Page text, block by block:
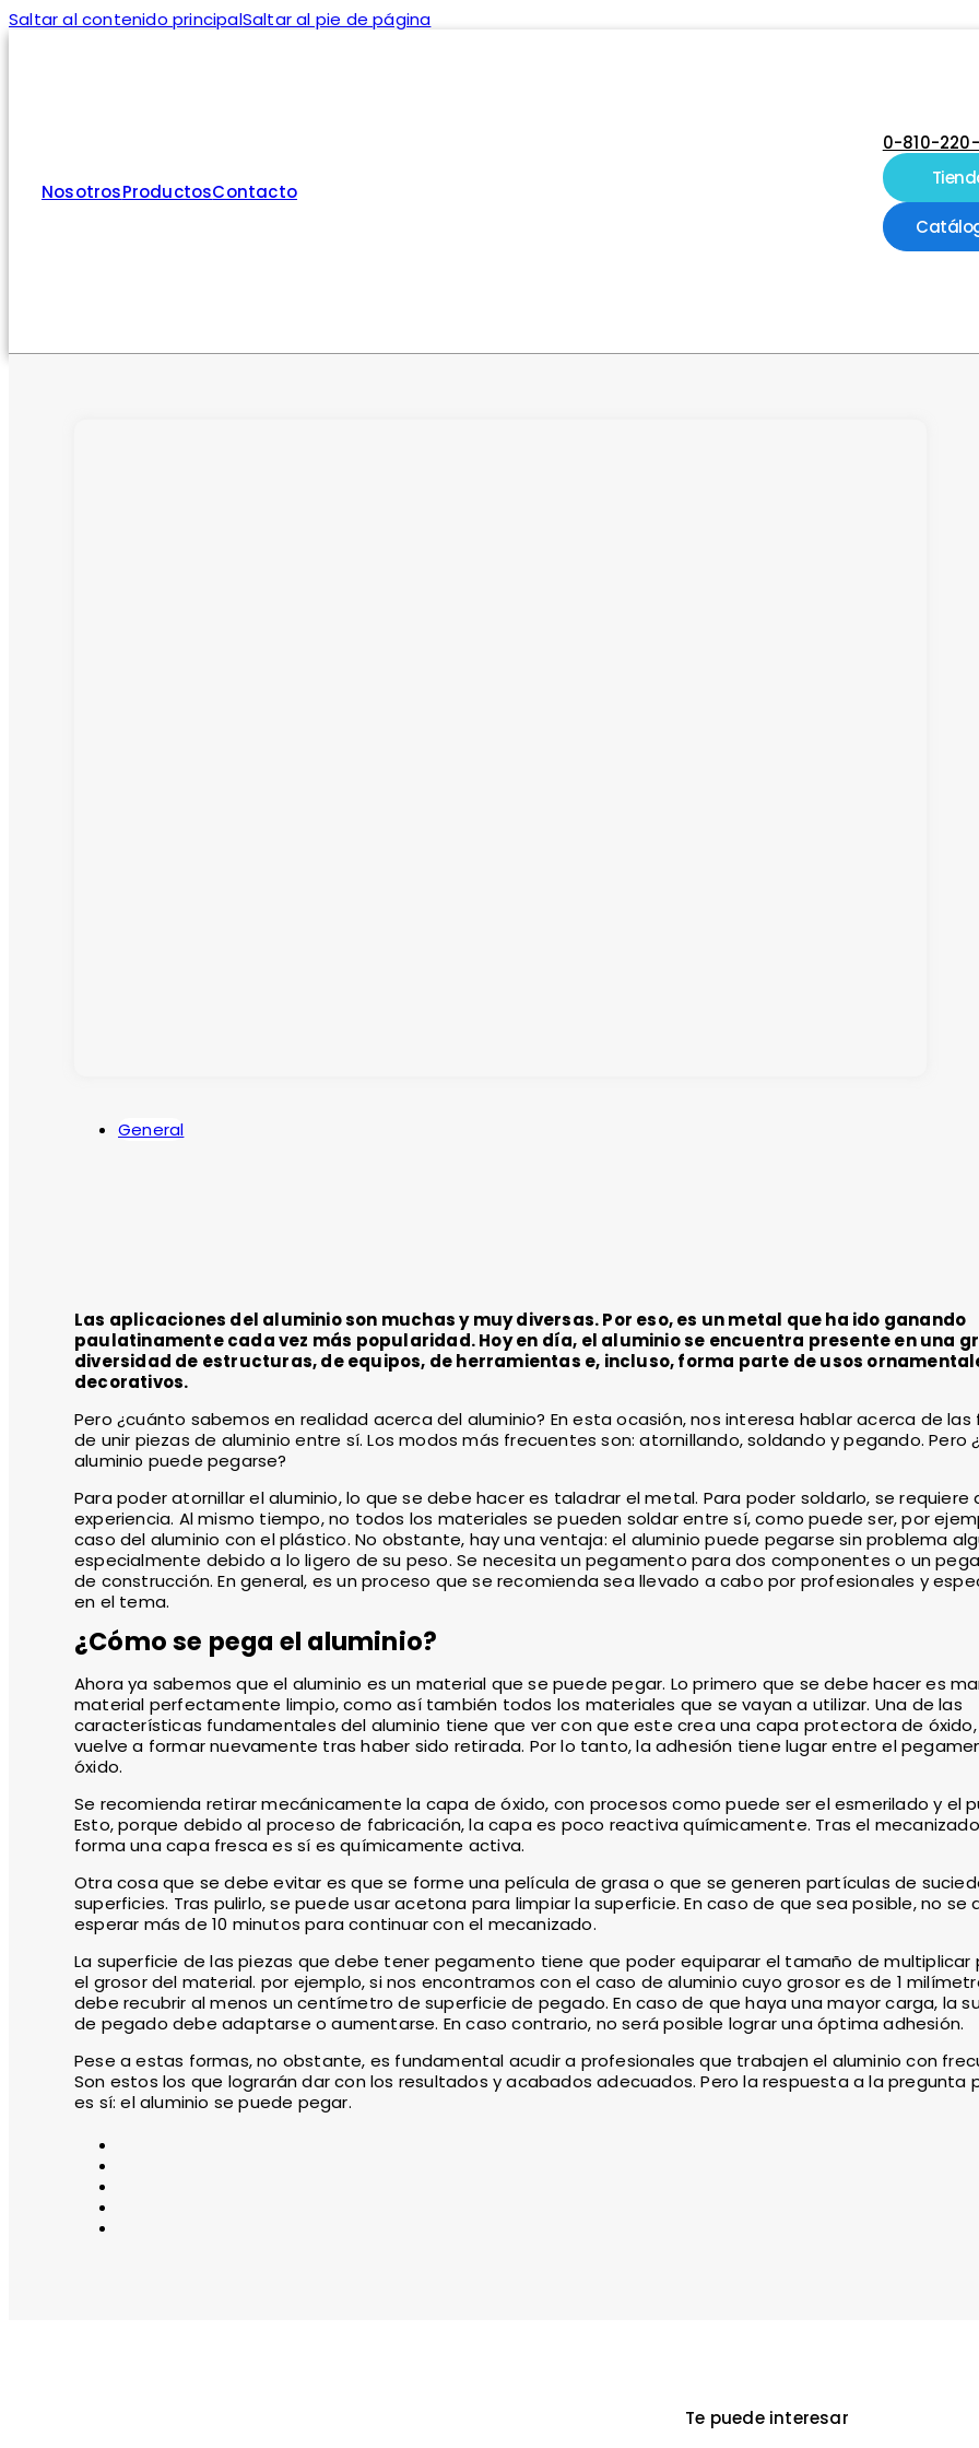
Saltar al contenido principalSaltar al pie de página
NosotrosProductosContacto
0-810-
General
Las aplicaciones del aluminio son muchas y muy diversas. Por eso, es un metal que ha ido ganando
paulatinamente cada vez más popularidad. Hoy en día, el aluminio se encuentra presente en una
diversidad de estructuras, de equipos, de herramientas e, incluso, forma parte de usos
decorativos.
Pero ¿cuánto sabemos en realidad acerca del aluminio? En esta ocasión, nos interesa hablar acerca de las
de unir piezas de aluminio entre sí. Los modos más frecuentes son: atornillando, soldando y pegando. Pero
aluminio puede pegarse?
Para poder atornillar el aluminio, lo que se debe hacer es taladrar el metal. Para poder soldarlo, se requiere
experiencia. Al mismo tiempo, no todos los materiales se pueden soldar entre sí, como puede ser, por
caso del aluminio con el plástico. No obstante, hay una ventaja: el aluminio puede pegarse sin problema
especialmente debido a lo ligero de su peso. Se necesita un pegamento para dos componentes o un
de construcción. En general, es un proceso que se recomienda sea llevado a cabo por profesionales y
en el tema.
¿Cómo se pega el aluminio?
Ahora ya sabemos que el aluminio es un material que se puede pegar. Lo primero que se debe hacer es
material perfectamente limpio, como así también todos los materiales que se vayan a utilizar. Una de las
características fundamentales del aluminio tiene que ver con que este crea una capa protectora de óxido,
vuelve a formar nuevamente tras haber sido retirada. Por lo tanto, la adhesión tiene lugar entre el
óxido.
Se recomienda retirar mecánicamente la capa de óxido, con procesos como puede ser el esmerilado y el
Esto, porque debido al proceso de fabricación, la capa es poco reactiva químicamente. Tras el
forma una capa fresca es sí es químicamente activa.
Otra cosa que se debe evitar es que se forme una película de grasa o que se generen partículas de
superficies. Tras pulirlo, se puede usar acetona para limpiar la superficie. En caso de que sea posible, no se
esperar más de 10 minutos para continuar con el mecanizado.
La superficie de las piezas que debe tener pegamento tiene que poder equiparar el tamaño de multiplicar
el grosor del material. por ejemplo, si nos encontramos con el caso de aluminio cuyo grosor es de 1
debe recubrir al menos un centímetro de superficie de pegado. En caso de que haya una mayor carga, la
de pegado debe adaptarse o aumentarse. En caso contrario, no será posible lograr una óptima adhesión.
Pese a estas formas, no obstante, es fundamental acudir a profesionales que trabajen el aluminio con
Son estos los que lograrán dar con los resultados y acabados adecuados. Pero la respuesta a la pregunta
es sí: el aluminio se puede pegar.
Te puede interesar